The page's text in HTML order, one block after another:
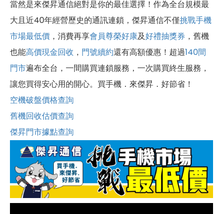
當然是來傑昇通信絕對是你的最佳選擇！作為全台規模最
大且近40年經營歷史的通訊連鎖，傑昇通信不僅挑戰手機
市場最低價 ，消費再享會員尊榮好康及好禮抽獎券 ，舊機
也能高價現金回收 ， 門號續約還有高額優惠！超過140間
門市遍布全台，一間購買連鎖服務，一次購買終生服務，
讓您買得安心用的開心。買手機．來傑昇．好節省！
空機破盤價格查詢
舊機回收估價查詢
傑昇門市據點查詢